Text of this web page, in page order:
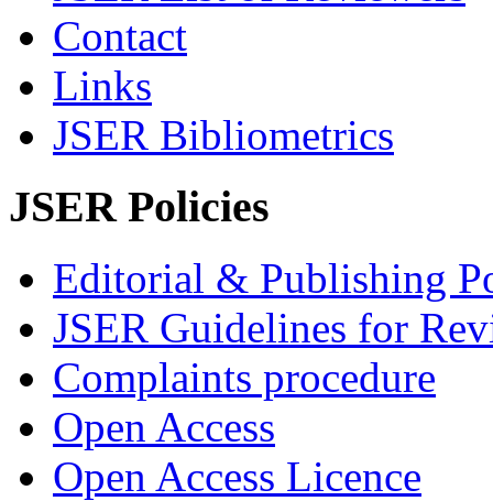
Contact
Links
JSER Bibliometrics
JSER Policies
Editorial & Publishing
JSER Guidelines for
Complaints procedure
Open Access
Open Access Licence